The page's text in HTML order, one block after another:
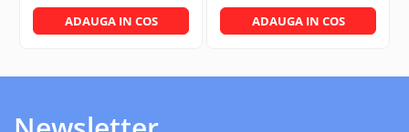
ADAUGA IN COS ADAUGA IN COS